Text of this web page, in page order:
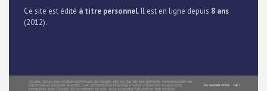
Ce site est édité à titre personnel. Il est en ligne depuis 8 ans
(2012).